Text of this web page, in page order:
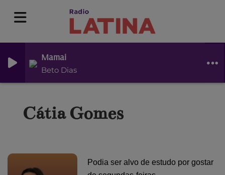
Mamai
Beto Dias
Cátia Gomes
Podia ser alvo de estudo por gostar